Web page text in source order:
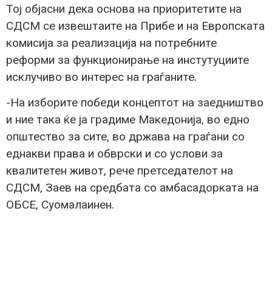
Тој објасни дека основа на приоритетите на
СДСМ се извештаите на Прибе и на Европската
комисија за реализација на потребните
реформи за функционирање на инстутуциите
исклучиво во интерес на граѓаните.
-На изборите победи концептот на заедништво
и ние така ќе ја градиме Македонија, во едно
општество за сите, во држава на граѓани со
еднакви права и обврски и со услови за
квалитетен живот, рече претседателот на
СДСМ, Заев на средбата со амбасадорката на
ОБСЕ, Суомалаинен.